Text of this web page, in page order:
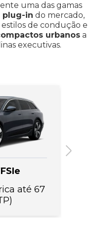
uma das gamas
plug-in do mercado,
de condução e
urbanos a
executivas.
até 67